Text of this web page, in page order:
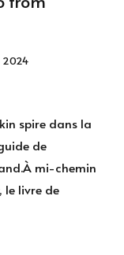
2024
spire dans la
de
mi-chemin
le livre de